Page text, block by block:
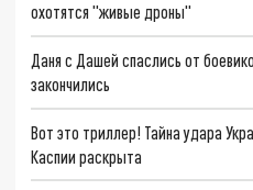
охотятся "живые дроны"
Даня с Дашей спаслись от
закончились
Вот это триллер! Тайна удара
Каспии раскрыта